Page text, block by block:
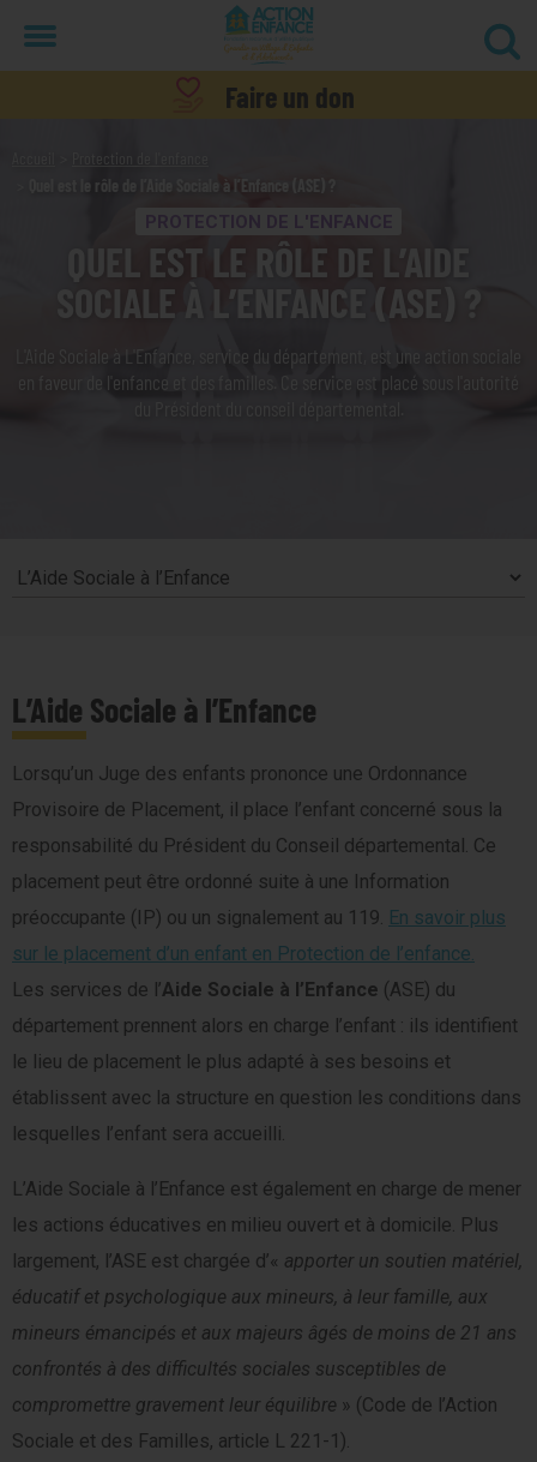
Faire un don
Quel est le rôle de l’Aide Sociale à l’Enfance (ASE) ?
PROTECTION DE L'ENFANCE
QUEL EST LE RÔLE DE L’AIDE
SOCIALE À L’ENFANCE (ASE) ?
L'Aide Sociale à L'Enfance, service du département, est une action sociale
en faveur de l'enfance et des familles. Ce service est placé sous l'autorité
L’Aide Sociale à l’Enfance
Lorsqu’un Juge des enfants prononce une Ordonnance
Provisoire de Placement, il place l’enfant concerné sous la
responsabilité du Président du Conseil départemental. Ce
placement peut être ordonné suite à une Information
préoccupante (IP) ou un signalement au 119. En savoir plus
sur le placement d’un enfant en Protection de l’enfance.
Les services de l’Aide Sociale à l’Enfance (ASE) du
département prennent alors en charge l’enfant : ils identifient
le lieu de placement le plus adapté à ses besoins et
établissent avec la structure en question les conditions dans
lesquelles l’enfant sera accueilli.
L’Aide Sociale à l’Enfance est également en charge de mener
les actions éducatives en milieu ouvert et à domicile. Plus
largement, l’ASE est chargée d’« apporter un soutien matériel,
éducatif et psychologique aux mineurs, à leur famille, aux
mineurs émancipés et aux majeurs âgés de moins de 21 ans
confrontés à des difficultés sociales susceptibles de
compromettre gravement leur équilibre » (Code de l’Action
Sociale et des Familles, article L 221-1).